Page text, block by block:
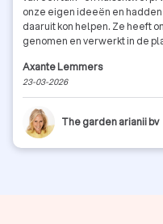
onze eigen ideeën en
daaruit kon helpen. Ze heeft
genomen en verwerkt in de
box' denkt, heeft ze echt
feedback direct in een
snel (sneller dan wij terug
het uitzoeken waar je
kan kopen. Zeker een aanrader!
Axante Lemmers
23-03-2026
The garden arianii bv